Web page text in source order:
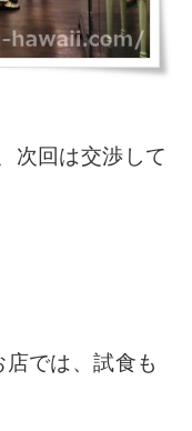
次回は交渉して
では、試食も